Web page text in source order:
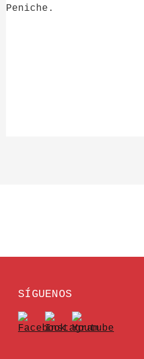
SÍGUENOS